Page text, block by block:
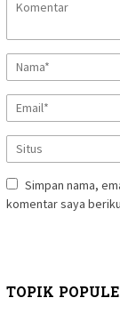
Simpan nama,
komentar saya
TOPIK